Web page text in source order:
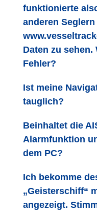
funktionierte
anderen
Daten zu
Fehler?
Ist meine
tauglich?
Beinhaltet die
Alarmfunktion
dem PC?
Ich bekomme
„Geisterschiff“
angezeigt.